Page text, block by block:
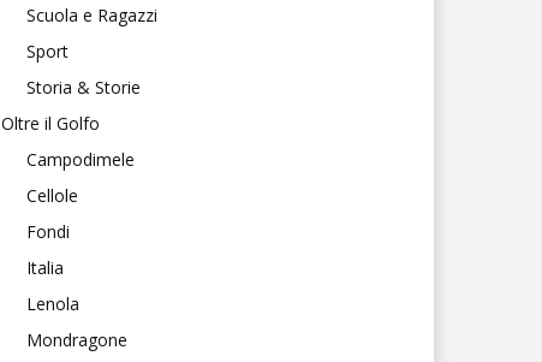
Scuola e Ragazzi
Sport
Storia & Storie
Oltre il Golfo
Campodimele
Cellole
Fondi
Italia
Lenola
Mondragone